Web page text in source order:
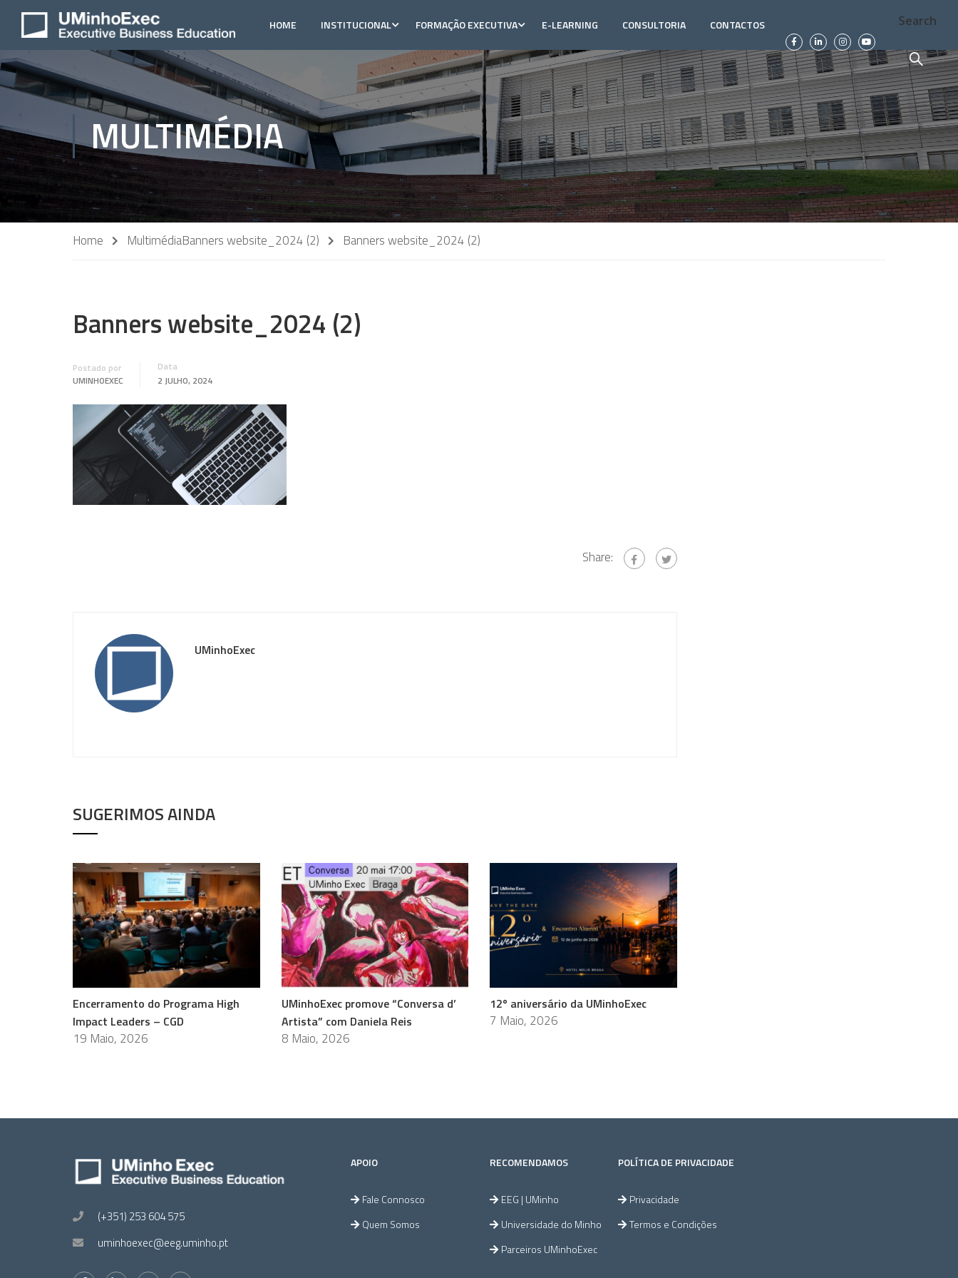
HOME INSTITUCIONAL FORMAÇÃO EXECUTIVA E-LEARNING CONSULTORIA CONTACTOS Search
MULTIMÉDIA
Home MultimédiaBanners website_2024 (2) Banners website_2024 (2)
Banners website_2024 (2)
Postado por
UMINHOEXEC
Data
2 JULHO, 2024
Share:
UMinhoExec
SUGERIMOS AINDA
Encerramento do Programa High
Impact Leaders – CGD
19 Maio, 2026
UMinhoExec promove “Conversa d’
Artista” com Daniela Reis
8 Maio, 2026
12º aniversário da UMinhoExec
7 Maio, 2026
(+351) 253 604 575
uminhoexec@eeg.uminho.pt
APOIO
Fale Connosco
Quem Somos
RECOMENDAMOS
EEG | UMinho
Universidade do Minho
Parceiros UMinhoExec
POLÍTICA DE PRIVACIDADE
Privacidade
Termos e Condições